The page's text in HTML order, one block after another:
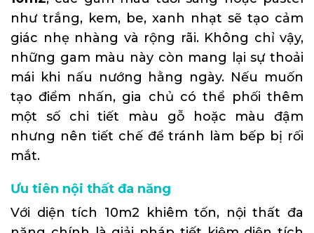
như trắng, kem, be, xanh nhạt sẽ tạo cảm
giác nhẹ nhàng và rộng rãi. Không chỉ vậy,
những gam màu này còn mang lại sự thoải
mái khi nấu nướng hằng ngày. Nếu muốn
tạo điểm nhấn, gia chủ có thể phối thêm
một số chi tiết màu gỗ hoặc màu đậm
nhưng nên tiết chế để tránh làm bếp bị rối
mắt.
Ưu tiên nội thất đa năng
Với diện tích 10m2 khiêm tốn, nội thất đa